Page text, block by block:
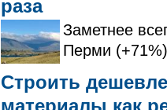
раза
Заметнее
Перми
Строить